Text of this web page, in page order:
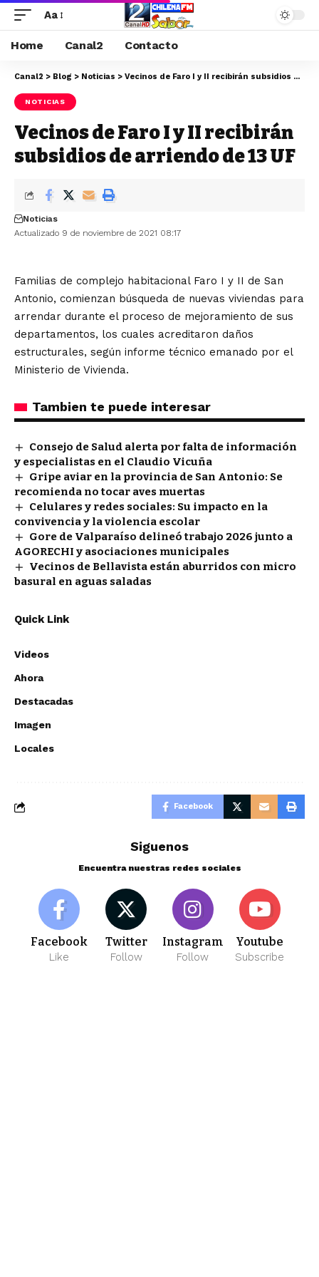
Aa
Home Canal2 Contacto
Canal2 > Blog > Noticias > Vecinos de Faro I y II recibirán subsidios de arriendo de 13 UF
NOTICIAS
Vecinos de Faro I y II recibirán
subsidios de arriendo de 13 UF
Actualizado 9 de noviembre de 2021 08:17
Noticias
Familias de complejo habitacional Faro I y II de San
Antonio, comienzan búsqueda de nuevas viviendas para
arrendar durante el proceso de mejoramiento de sus
departamentos, los cuales acreditaron daños
estructurales, según informe técnico emanado por el
Ministerio de Vivienda.
Tambien te puede interesar
Consejo de Salud alerta por falta de información
y especialistas en el Claudio Vicuña
Gripe aviar en la provincia de San Antonio: Se
recomienda no tocar aves muertas
Celulares y redes sociales: Su impacto en la
convivencia y la violencia escolar
Gore de Valparaíso delineó trabajo 2026 junto a
AGORECHI y asociaciones municipales
Vecinos de Bellavista están aburridos con micro
basural en aguas saladas
Quick Link
Videos
Ahora
Destacadas
Imagen
Locales
Facebook
Siguenos
Encuentra nuestras redes sociales
Facebook
Like
Twitter
Follow
Instagram
Follow
Youtube
Subscribe